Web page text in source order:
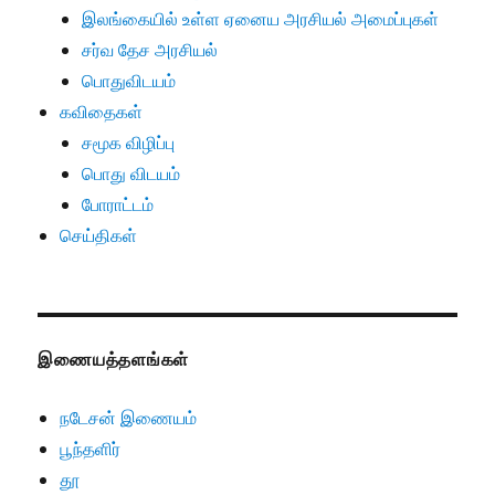
இலங்கையில் உள்ள ஏனைய அரசியல் அமைப்புகள்
சர்வ தேச அரசியல்
பொதுவிடயம்
கவிதைகள்
சமூக விழிப்பு
பொது விடயம்
போராட்டம்
செய்திகள்
இணையத்தளங்கள்
நடேசன் இணையம்
பூந்தளிர்
தூ